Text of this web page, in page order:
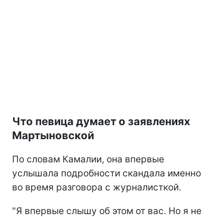
Что певица думает о заявлениях
Мартыновской
По словам Камалии, она впервые
услышала подробности скандала именно
во время разговора с журналисткой.
"Я впервые слышу об этом от вас. Но я не